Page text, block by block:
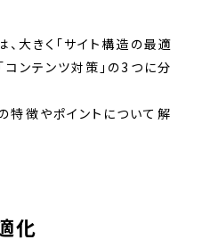
大きく「サイト構造の最適
コンテンツ対策」の3つに分
特徴やポイントについて解
化